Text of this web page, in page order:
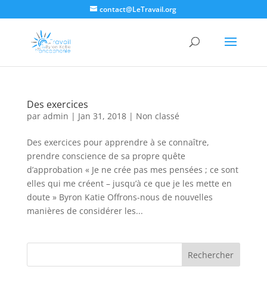
contact@LeTravail.org
Des exercices
par admin | Jan 31, 2018| Non classé
Des exercices pour apprendre à se connaître,
prendre conscience de sa propre quête
d’approbation « Je ne crée pas mes pensées ; ce sont
elles qui me créent – jusqu’à ce que je les mette en
doute » Byron Katie Offrons-nous de nouvelles
manières de considérer les...